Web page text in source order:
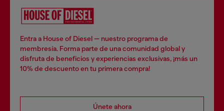
Entra a House of Diesel — nuestro programa de
membresía. Forma parte de una comunidad global y
disfruta de beneficios y experiencias exclusivas, ¡más un
10% de descuento en tu primera compra!
Únete ahora